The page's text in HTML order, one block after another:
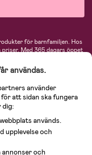
för barnfamiljen. Hos
priser.Med 365 dagars öppet
kläder för barn och
inredning, leksaker,
från välkända
BabyBjörn, Didriksons,
LEGO och många fler.
och babybutik på nätet!
användas.
använder
att sidan ska fungera
dig:
används.
upplevelse och
och